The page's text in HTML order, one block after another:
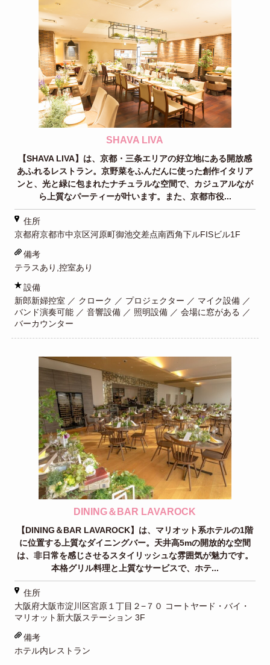
SHAVA LIVA
【SHAVA LIVA】は、京都・三条エリアの好立地にある開放感
あふれるレストラン。京野菜をふんだんに使った創作イタリア
ンと、光と緑に包まれたナチュラルな空間で、カジュアルなが
ら上質なパーティーが叶います。また、京都市役...
住所
京都府京都市中京区河原町御池交差点南西角下ルFISビル1F
備考
テラスあり,控室あり
設備
新郎新婦控室 ／ クローク ／ プロジェクター ／ マイク設備 ／
バンド演奏可能 ／ 音響設備 ／ 照明設備 ／ 会場に窓がある ／
バーカウンター
DINING＆BAR LAVAROCK
【DINING＆BAR LAVAROCK】は、マリオット系ホテルの1階
に位置する上質なダイニングバー。天井高5mの開放的な空間
は、非日常を感じさせるスタイリッシュな雰囲気が魅力です。
本格グリル料理と上質なサービスで、ホテ...
住所
大阪府大阪市淀川区宮原１丁目２−７０ コートヤード・バイ・
マリオット新大阪ステーション 3F
備考
ホテル内レストラン